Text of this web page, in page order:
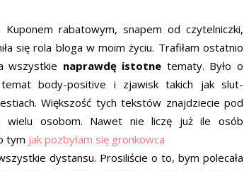
rabatowym, snapem od czytelniczki,
się rola bloga w moim życiu. Trafiłam ostatnio
wszystkie naprawdę istotne tematy. Było o
body-positive i zjawisk takich jak slut-
Większość tych tekstów znajdziecie pod
wielu osobom. Nawet nie liczę już ile osób
tym jak pozbyłam się gronkowca
dystansu. Prosiliście o to, bym polecała